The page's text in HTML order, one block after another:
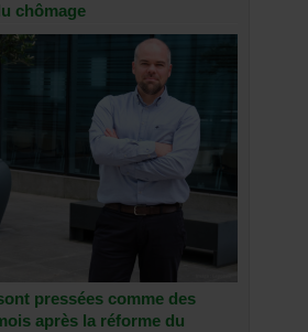
chômage
pressées comme des
après la réforme du